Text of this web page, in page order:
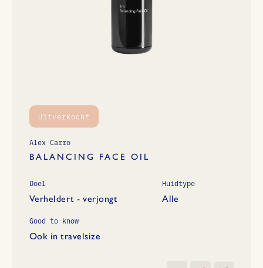
Uitverkocht
Alex Carro
BALANCING FACE OIL
Doel
Verheldert - verjongt
Huidtype
Alle
Good to know
Ook in travelsize